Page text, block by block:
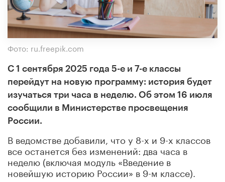
Фото: ru.freepik.com
С 1 сентября 2025 года 5-е и 7-е классы
перейдут на новую программу: история будет
изучаться три часа в неделю. Об этом 16 июля
сообщили в Министерстве просвещения
России.
В ведомстве добавили, что у 8-х и 9-х классов
все останется без изменений: два часа в
неделю (включая модуль «Введение в
новейшую историю России» в 9-м классе).